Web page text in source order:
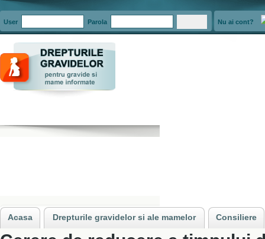
Acasa » Cerere de reducere a timpului de lucru pentru
User Parola Nu ai cont?
Acasa Drepturile gravidelor si ale mamelor Consiliere